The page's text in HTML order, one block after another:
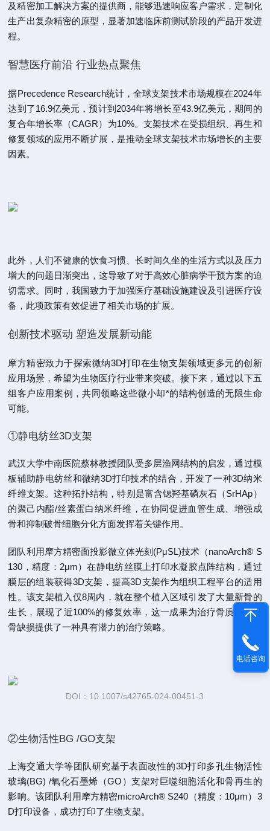
及精密加工解决方案的提供商，能够迅速响应客户需求，定制化
生产出复杂精密的原型，显著加速临床前测试阶段的产品开发进
程。
智慧医疗前沿 行业热点聚焦
据Precedence Research统计，全球支架技术市场规模在2024年
达到了16.9亿美元，预计到2034年将增长至43.9亿美元，期间的
复合年增长率（CAGR）为10%。支架技术在受损组织、再生和
修复领域的应用不断扩展，是推动全球支架技术市场增长的主要
因素。
此外，人们不健康的饮食习惯、长时间久坐的生活方式以及压力
增大的问题日渐突出，这导致了对于高效心脏病学干预方案的迫
切需求。同时，我国致力于加强医疗基础设施建设及引进医疗设
备，此项政策有效促进了相关市场的扩展。
创新技术驱动 塑造发展新动能
摩方精密致力于探索微纳3D打印在生物支架领域更多元的创新
应用场景，希望为生物医疗行业带来突破。接下来，通过以下五
组客户应用案例，共同领略这些微小却*的结构创造的无限生命
可能。
①静电纺丝3D支架
武汉大学中南医院蔡林教授团队受多层渔网结构的启发，通过模
板辅助静电纺丝和微纳3D打印技术的结合，开发了一种3D纳米
纤维支架。这种拓扑结构，特别是富含锶羟基磷灰石（SrHAp）
的聚己内酯/丝素蛋白纳米纤维，在协同促进血管生成、增强成
骨和抑制破骨细胞分化方面发挥着关键作用。
团队利用摩方精密面投影微立体光刻(PμSL)技术（nanoArch® S
130，精度：2μm）在静电纺丝膜上打印水凝胶点阵结构，通过
膜层的组装获得3D支架，提高3D支架作为组织工程平台的适用
性。该支架植入仅8周内，就在整个植入区域引发了大量新骨的
生长，展现了近100%的修复效率，这一成果为治疗骨质疏松性
骨缺损提供了一种具有潜力的治疗策略。
DOI：10.1007/s42765-024-00451-3
②生物活性BG /GO支架
上海交通大学等团队研究基于表面改性的3D打印多孔生物活性
玻璃(BG) /氧化石墨烯（GO）支架对巨噬细胞活化和骨再生的
影响。该团队利用摩方精密microArch® S240（精度：10μm）3
D打印设备，成功打印了生物支架。
电话咨询